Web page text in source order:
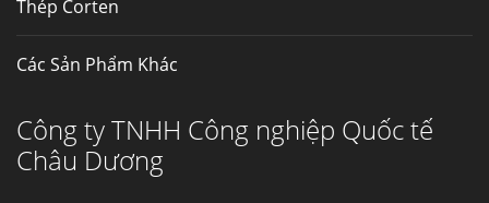
Thép Corten
Các Sản Phẩm Khác
Công ty TNHH Công nghiệp Quốc tế
Châu Dương